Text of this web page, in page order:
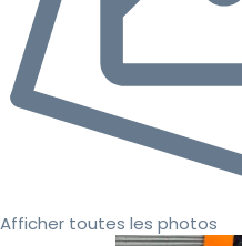
Afficher toutes les photos